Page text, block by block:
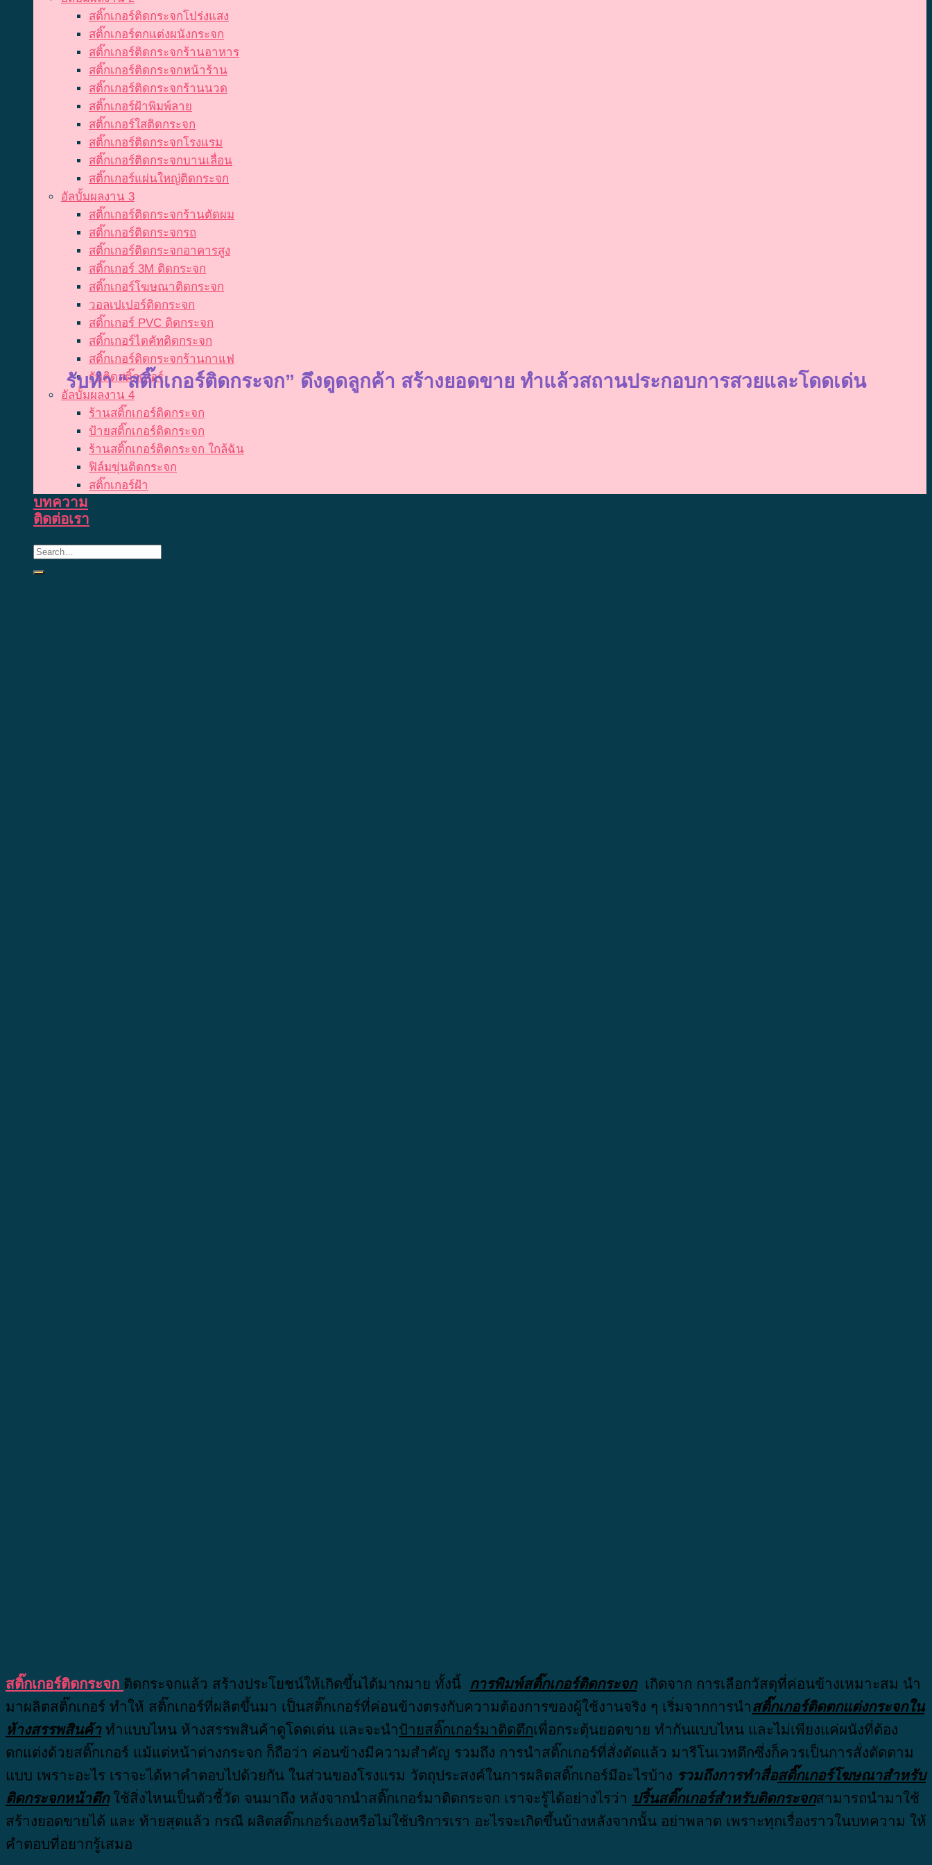
สติ๊กเกอร์ติดกระจกโปร่งแสง
สติ๊กเกอร์ตกแต่งผนังกระจก
สติ๊กเกอร์ติดกระจกร้านอาหาร
สติ๊กเกอร์ติดกระจกหน้าร้าน
สติ๊กเกอร์ติดกระจกร้านนวด
สติ๊กเกอร์ฝ้าพิมพ์ลาย
สติ๊กเกอร์ใสติดกระจก
สติ๊กเกอร์ติดกระจกโรงแรม
สติ๊กเกอร์ติดกระจกบานเลื่อน
สติ๊กเกอร์แผ่นใหญ่ติดกระจก
อัลบั้มผลงาน 3
สติ๊กเกอร์ติดกระจกร้านตัดผม
สติ๊กเกอร์ติดกระจกรถ
สติ๊กเกอร์ติดกระจกอาคารสูง
สติ๊กเกอร์ 3M ติดกระจก
สติ๊กเกอร์โฆษณาติดกระจก
วอลเปเปอร์ติดกระจก
สติ๊กเกอร์ PVC ติดกระจก
สติ๊กเกอร์ไดคัทติดกระจก
สติ๊กเกอร์ติดกระจกร้านกาแฟ
รับติดสติ๊กเกอร์
อัลบั้มผลงาน 4
ร้านสติ๊กเกอร์ติดกระจก
ป้ายสติ๊กเกอร์ติดกระจก
ร้านสติ๊กเกอร์ติดกระจก ใกล้ฉัน
ฟิล์มขุ่นติดกระจก
สติ๊กเกอร์ฝ้า
บทความ
ติดต่อเรา
รับทำ “สติ๊กเกอร์ติดกระจก” ดึงดูดลูกค้า สร้างยอดขาย ทำแล้วสถานประกอบการสวยและโดดเด่น
สติ๊กเกอร์ติดกระจก ติดกระจกแล้ว สร้างประโยชน์ให้เกิดขึ้นได้มากมาย ทั้งนี้ การพิมพ์สติ๊กเกอร์ติดกระจก เกิดจาก การเลือกวัสดุที่ค่อนข้างเหมาะสม นำ
มาผลิตสติ๊กเกอร์ ทำให้ สติ๊กเกอร์ที่ผลิตขึ้นมา เป็นสติ๊กเกอร์ที่ค่อนข้างตรงกับความต้องการของผู้ใช้งานจริง ๆ เริ่มจากการนำสติ๊กเกอร์ติดตกแต่งกระจกใน
ห้างสรรพสินค้าทำแบบไหน ห้างสรรพสินค้าดูโดดเด่น และจะนำป้ายสติ๊กเกอร์มาติดตึกเพื่อกระตุ้นยอดขาย ทำกันแบบไหน และไม่เพียงแค่ผนังที่ต้อง
ตกแต่งด้วยสติ๊กเกอร์ แม้แต่หน้าต่างกระจก ก็ถือว่า ค่อนข้างมีความสำคัญ รวมถึง การนำสติ๊กเกอร์ที่สั่งตัดแล้ว มารีโนเวทตึกซึ่งก็ควรเป็นการสั่งตัดตาม
แบบ เพราะอะไร เราจะได้หาคำตอบไปด้วยกัน ในส่วนของโรงแรม วัตถุประสงค์ในการผลิตสติ๊กเกอร์มีอะไรบ้าง รวมถึงการทำสื่อสติ๊กเกอร์โฆษณาสำหรับ
ติดกระจกหน้าตึกใช้สิ่งไหนเป็นตัวชี้วัด จนมาถึง หลังจากนำสติ๊กเกอร์มาติดกระจก เราจะรู้ได้อย่างไรว่า ปริ้นสติ๊กเกอร์สำหรับติดกระจกสามารถนำมาใช้
สร้างยอดขายได้ และ ท้ายสุดแล้ว กรณี ผลิตสติ๊กเกอร์เองหรือไม่ใช้บริการเรา อะไรจะเกิดขึ้นบ้างหลังจากนั้น อย่าพลาด เพราะทุกเรื่องราวในบทความ ให้
คำตอบที่อยากรู้เสมอ